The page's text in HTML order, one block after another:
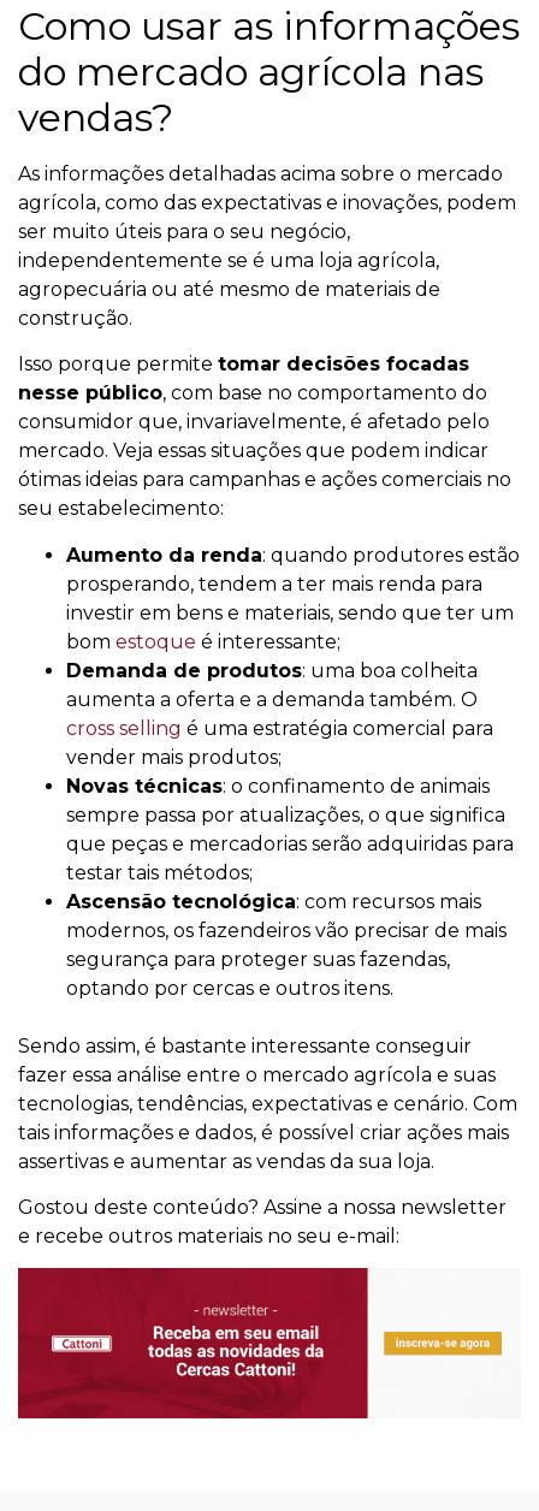
Como usar as informações
do mercado agrícola nas
vendas?
As informações detalhadas acima sobre o mercado
agrícola, como das expectativas e inovações, podem
ser muito úteis para o seu negócio,
independentemente se é uma loja agrícola,
agropecuária ou até mesmo de materiais de
construção.
Isso porque permite tomar decisões focadas
nesse público, com base no comportamento do
consumidor que, invariavelmente, é afetado pelo
mercado. Veja essas situações que podem indicar
ótimas ideias para campanhas e ações comerciais no
seu estabelecimento:
Aumento da renda: quando produtores estão
prosperando, tendem a ter mais renda para
investir em bens e materiais, sendo que ter um
bom estoque é interessante;
Demanda de produtos: uma boa colheita
aumenta a oferta e a demanda também. O
cross selling é uma estratégia comercial para
vender mais produtos;
Novas técnicas: o confinamento de animais
sempre passa por atualizações, o que significa
que peças e mercadorias serão adquiridas para
testar tais métodos;
Ascensão tecnológica: com recursos mais
modernos, os fazendeiros vão precisar de mais
segurança para proteger suas fazendas,
optando por cercas e outros itens.
Sendo assim, é bastante interessante conseguir
fazer essa análise entre o mercado agrícola e suas
tecnologias, tendências, expectativas e cenário. Com
tais informações e dados, é possível criar ações mais
assertivas e aumentar as vendas da sua loja.
Gostou deste conteúdo? Assine a nossa newsletter
e recebe outros materiais no seu e-mail: